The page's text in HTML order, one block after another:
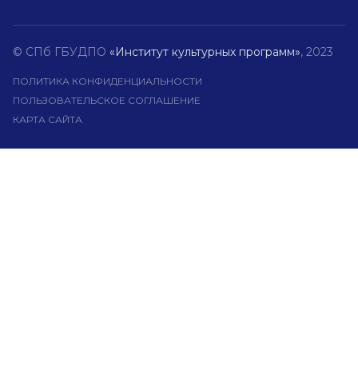
© СПб ГБУДПО «Институт культурных программ», 2023
ПОЛИТИКА КОНФИДЕНЦИАЛЬНОСТИ
ПОЛЬЗОВАТЕЛЬСКОЕ СОГЛАШЕНИЕ
КАРТА САЙТА